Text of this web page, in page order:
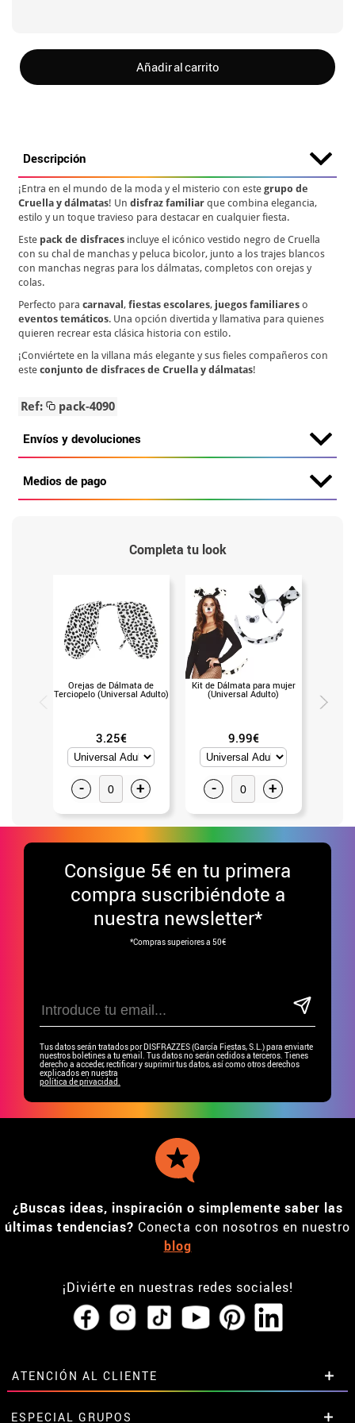
Añadir al carrito
Descripción
¡Entra en el mundo de la moda y el misterio con estegrupo de
Cruella y dálmatas! Undisfraz familiar que combina elegancia,
estilo y un toque travieso para destacar en cualquier fiesta.
Este pack de disfraces incluye el icónico vestido negro de Cruella
con su chal de manchas y peluca bicolor, junto a los trajes blancos
con manchas negras para los dálmatas, completos con orejas y
colas.
Perfecto paracarnaval,fiestas escolares, juegos familiares o
eventos temáticos. Una opción divertida y llamativa para quienes
quieren recrear esta clásica historia con estilo.
¡Conviértete en la villana más elegante y sus fieles compañeros con
esteconjunto de disfraces de Cruella y dálmatas!
Ref: pack-4090
Envíos y devoluciones
Medios de pago
Completa tu look
Orejas de Dálmata de
Terciopelo (Universal Adulto)
3.25€
- +
Kit de Dálmata para mujer
(Universal Adulto)
9.99€
- +
Consigue 5€ en tu primera
compra suscribiéndote a
nuestra newsletter*
*Compras superiores a 50€
Tus datos serán tratados por DISFRAZZES (García Fiestas, S.L.) para enviarte
nuestros boletines a tu email. Tus datos no serán cedidos a terceros. Tienes
derecho a acceder, rectificar y suprimir tus datos, así como otros derechos
explicados en nuestra
política de privacidad.
¿Buscas ideas, inspiración o simplemente saber las
últimas tendencias? Conecta con nosotros en nuestro
blog
¡Diviérte en nuestras redes sociales!
ATENCIÓN AL CLIENTE
• Horario tienda IBI
ESPECIAL GRUPOS